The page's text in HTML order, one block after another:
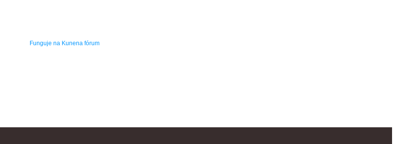
Funguje na Kunena fórum